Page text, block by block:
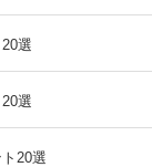
選
選
20選